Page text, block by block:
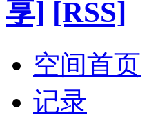
享] [RSS]
空间首页
记录